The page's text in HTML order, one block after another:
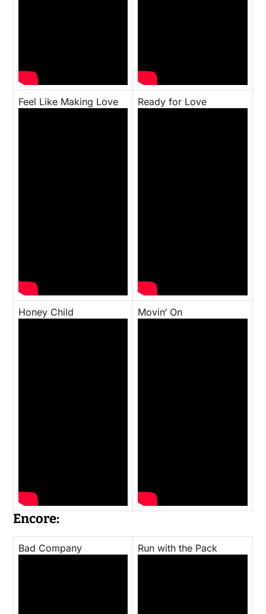
Feel Like Making Love Ready for Love
Honey Child Movin‘ On
Encore:
Bad Company Run with the Pack